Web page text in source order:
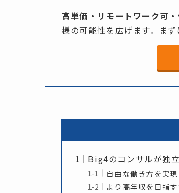
高単価・リモートワーク可
様の​可能性を​広げます。​ま
Big4のコンサルが独
自由な働き方を実
より高年収を目指す